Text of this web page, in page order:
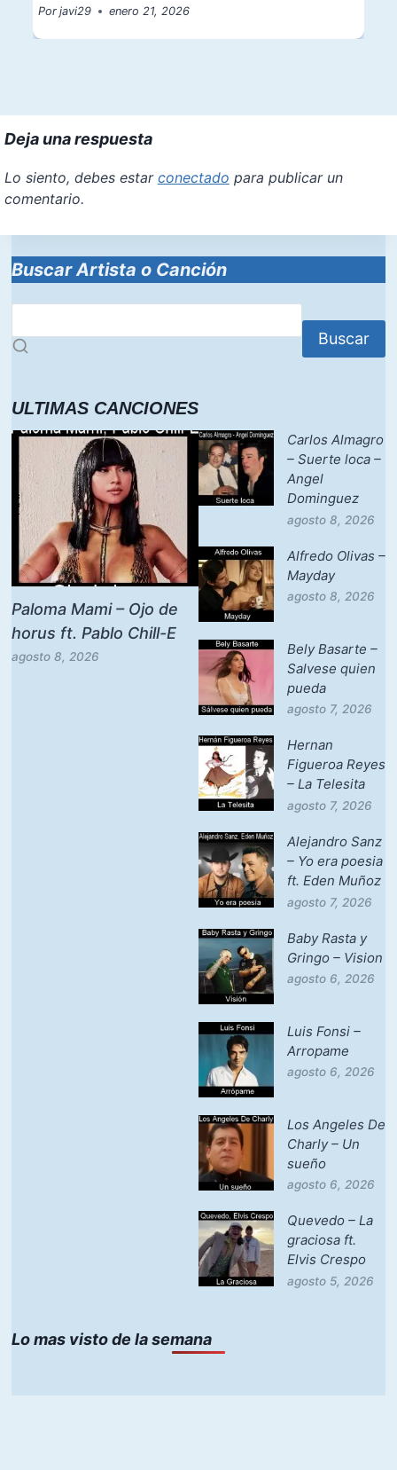
Por javi29 enero 21, 2026
Deja una respuesta
Lo siento, debes estar conectado para publicar un
comentario.
Buscar Artista o Canción
Buscar
ULTIMAS CANCIONES
Paloma Mami – Ojo de
horus ft. Pablo Chill-E
agosto 8, 2026
Carlos Almagro
– Suerte loca –
Angel
Dominguez
agosto 8, 2026
Alfredo Olivas –
Mayday
agosto 8, 2026
Bely Basarte –
Salvese quien
pueda
agosto 7, 2026
Hernan
Figueroa Reyes
– La Telesita
agosto 7, 2026
Alejandro Sanz
– Yo era poesia
ft. Eden Muñoz
agosto 7, 2026
Baby Rasta y
Gringo – Vision
agosto 6, 2026
Luis Fonsi –
Arropame
agosto 6, 2026
Los Angeles De
Charly – Un
sueño
agosto 6, 2026
Quevedo – La
graciosa ft.
Elvis Crespo
agosto 5, 2026
Lo mas visto de la semana